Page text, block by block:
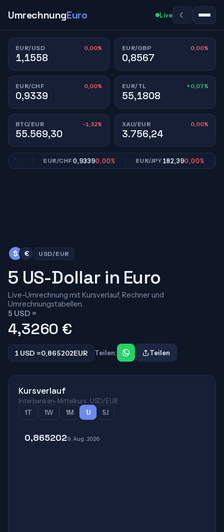
UmrechnungEuro Live ☾
EUR/USD 0,00%
1,1558
EUR/GBP 0,00%
0,8567
EUR/CHF 0,00%
0,9339
EUR/TL +0,07%
55,1808
BTC/EUR -1,32%
55.569,30
XAU/EUR 0,00%
3.756,24
EUR/CHF0,93390,00% EUR/JPY182,390,00%
$ € USD/EUR
5 US-Dollar in Euro
Live-Umrechnung mit Kursverlauf, Rechner und
Umrechnungstabellen.
5 USD =
4,3260 €
1 USD =0,865202EUR Teilen: Teilen
Kursverlauf
Interbanken-Mittelkurs · USD/EUR
1T
1W 1M 1J 5J
0,8652029. Aug. 2026